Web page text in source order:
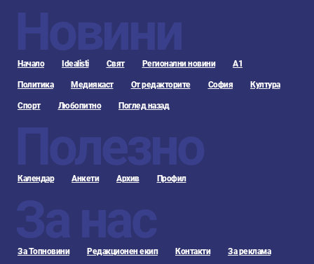
Новини
Начало Idealisti Свят Регионални новини А1
Политика Медиякаст От редакторите София Култура
Спорт Любопитно Поглед назад
Полезно
Календар Анкети Архив Профил
За нас
За Топновини Редакционен екип Контакти За реклама